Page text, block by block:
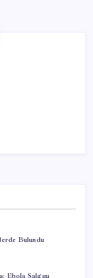
Bulundu
Ebola Salgını